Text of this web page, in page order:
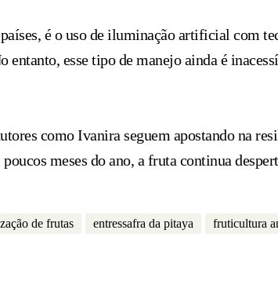
é o uso de iluminação artificial com
esse tipo de manejo ainda é
como Ivanira seguem apostando na
meses do ano, a fruta continua
de frutas entressafra da pitaya fruticultura